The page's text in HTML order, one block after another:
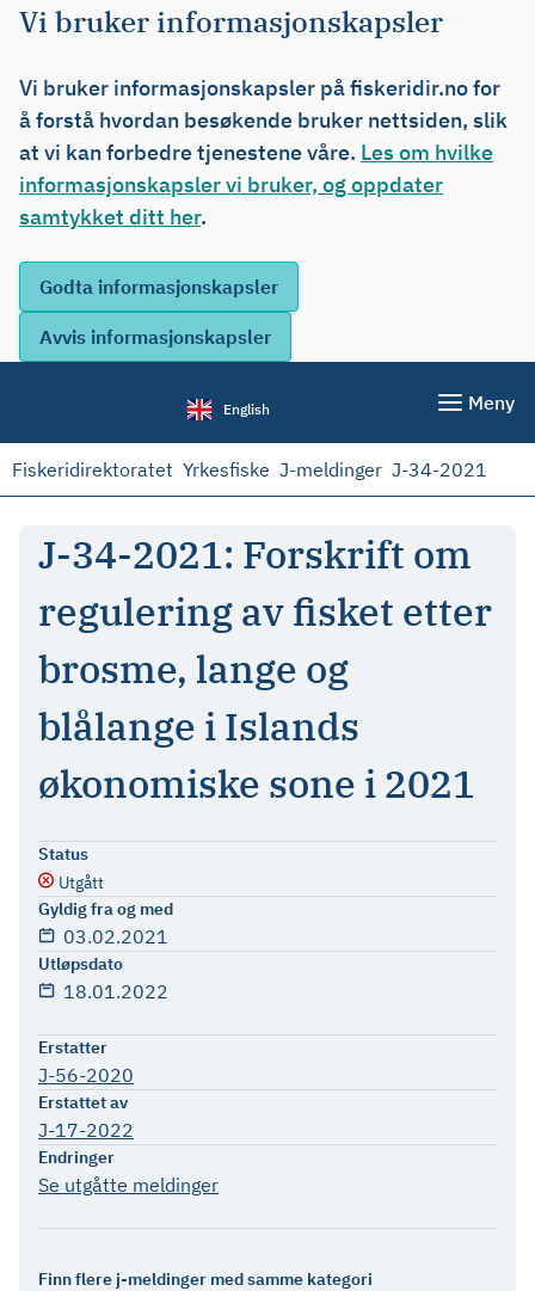
Vi bruker informasjonskapsler
Vi bruker informasjonskapsler på fiskeridir.no for
å forstå hvordan besøkende bruker nettsiden, slik
at vi kan forbedre tjenestene våre. Les om hvilke
informasjonskapsler vi bruker, og oppdater
samtykket ditt her.
English Meny
Fiskeridirektoratet Yrkesfiske J-meldinger J-34-2021
J-34-2021: Forskrift om
regulering av fisket etter
brosme, lange og
blålange i Islands
økonomiske sone i 2021
Status
Utgått
Gyldig fra og med
03.02.2021
Utløpsdato
18.01.2022
Erstatter
J-56-2020
Erstattet av
J-17-2022
Endringer
Se utgåtte meldinger
Finn flere j-meldinger med samme kategori